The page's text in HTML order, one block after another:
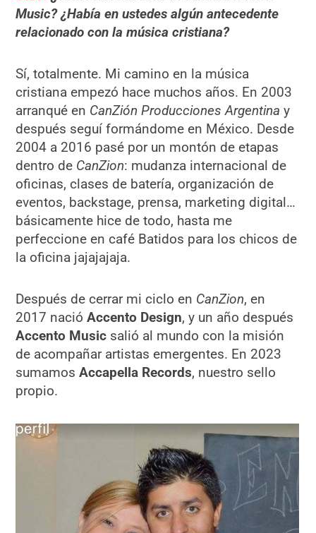
Music? ¿Había en ustedes algún antecedente
relacionado con la música cristiana?
Sí, totalmente. Mi camino en la música
cristiana empezó hace muchos años. En 2003
arranqué en CanZión Producciones Argentina y
después seguí formándome en México. Desde
2004 a 2016 pasé por un montón de etapas
dentro de CanZion: mudanza internacional de
oficinas, clases de batería, organización de
eventos, backstage, prensa, marketing digital…
básicamente hice de todo, hasta me
perfeccione en café Batidos para los chicos de
la oficina jajajajaja.
Después de cerrar mi ciclo en CanZion, en
2017 nacióAccento Design, y un año después
Accento Music salió al mundo con la misión
de acompañar artistas emergentes. En 2023
sumamosAccapella Records, nuestro sello
propio.